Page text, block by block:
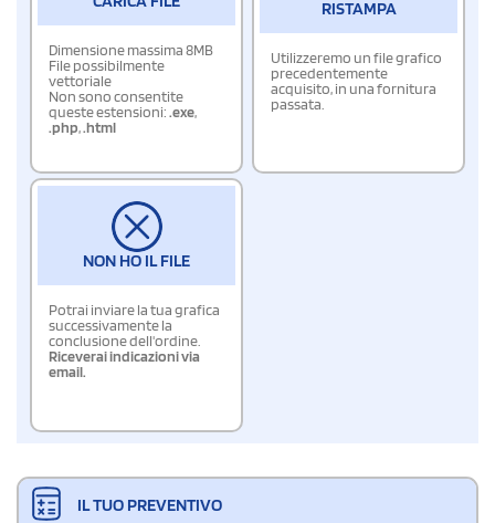
Dimensione massima 8MB
File possibilmente
vettoriale
Non sono consentite
queste estensioni:.exe,
.php,.html
RISTAMPA
Utilizzeremo un file grafico
precedentemente
acquisito, in una fornitura
passata.
NON HO IL FILE
Potrai inviare la tua grafica
successivamente la
conclusione dell'ordine.
Riceverai indicazioni via
email.
IL TUO PREVENTIVO